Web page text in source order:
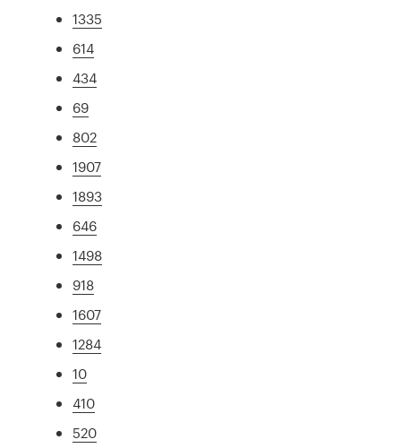
1335
614
434
69
802
1907
1893
646
1498
918
1607
1284
10
410
520